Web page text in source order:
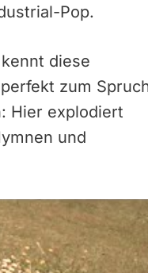
Pop.
diese
zum
Hier explodiert
und